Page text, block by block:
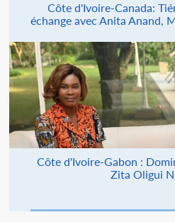
Côte d'Ivoire-Canada:
échange avec Anita Anand,
Côte d'Ivoire-Gabon :
Zita Oligui